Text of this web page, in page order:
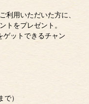
利用いただいた方に、
トをプレゼント。
ゲットできるチャン
）